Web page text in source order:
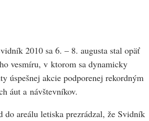
2010 sa 6. – 8. augusta stal opäť
vesmíru, v ktorom sa dynamicky
úspešnej akcie podporenej rekordným
áut a návštevníkov.
do areálu letiska prezrádzal, že Svidník